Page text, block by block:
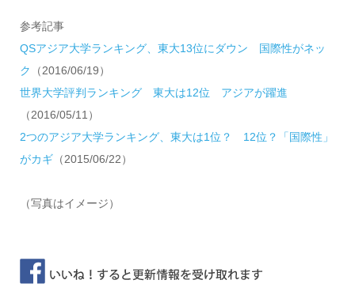
参考記事
QSアジア大学ランキング、東大13位にダウン 国際性がネッ
ク
（2016/06/19）
世界大学評判ランキング 東大は12位 アジアが躍進
（2016/05/11）
2つのアジア大学ランキング、東大は1位？ 12位？「国際性」
がカギ（2015/06/22）
（写真はイメージ）